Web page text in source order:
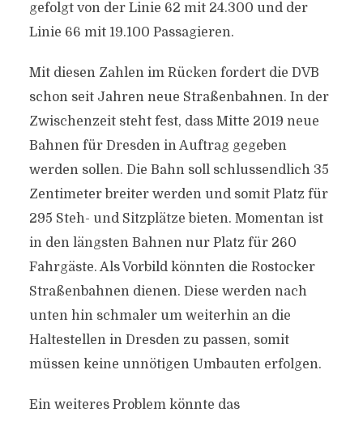
gefolgt von der Linie 62 mit 24.300 und der
Linie 66 mit 19.100 Passagieren.
Mit diesen Zahlen im Rücken fordert die DVB
schon seit Jahren neue Straßenbahnen. In der
Zwischenzeit steht fest, dass Mitte 2019 neue
Bahnen für Dresden in Auftrag gegeben
werden sollen. Die Bahn soll schlussendlich 35
Zentimeter breiter werden und somit Platz für
295 Steh- und Sitzplätze bieten. Momentan ist
in den längsten Bahnen nur Platz für 260
Fahrgäste. Als Vorbild könnten die Rostocker
Straßenbahnen dienen. Diese werden nach
unten hin schmaler um weiterhin an die
Haltestellen in Dresden zu passen, somit
müssen keine unnötigen Umbauten erfolgen.
Ein weiteres Problem könnte das